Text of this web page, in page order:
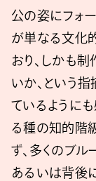
公の姿にフォ
が単なる文化
おり、しかも
いか、という
ているように
る種の知的階
ず、多くのブ
あるいは背後